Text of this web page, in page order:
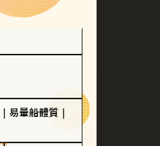
易暈船體質